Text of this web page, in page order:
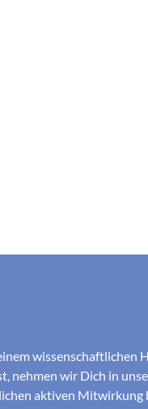
wissenschaftlichen
wir Dich in
aktiven Mitwirkung